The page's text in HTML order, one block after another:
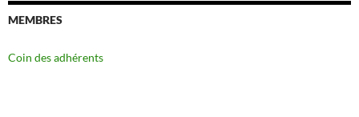
MEMBRES
Coin des adhérents